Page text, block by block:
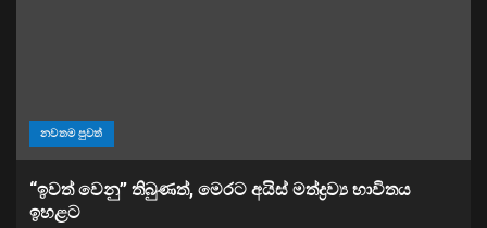
නවතම පුවත්
“ඉවත් වෙනු” තිබුණත්, මෙරට අයිස් මත්ද්‍රව්‍ය භාවිතය
ඉහළට